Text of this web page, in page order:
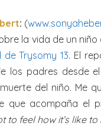
: (
la vida de un
Trysomy 13. El
los padres desde
del niño. Me
que acompaña el
to feel how it’s like